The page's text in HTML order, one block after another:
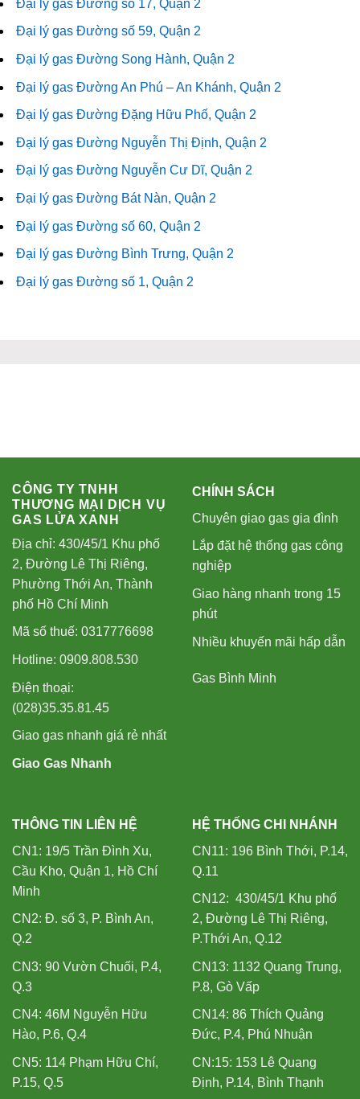
Đại lý gas Đường số 17, Quận 2
Đại lý gas Đường số 59, Quận 2
Đại lý gas Đường Song Hành, Quận 2
Đại lý gas Đường An Phú – An Khánh, Quận 2
Đại lý gas Đường Đặng Hữu Phố, Quận 2
Đại lý gas Đường Nguyễn Thị Định, Quận 2
Đại lý gas Đường Nguyễn Cư Dĩ, Quận 2
Đại lý gas Đường Bát Nàn, Quận 2
Đại lý gas Đường số 60, Quận 2
Đại lý gas Đường Bình Trưng, Quận 2
Đại lý gas Đường số 1, Quận 2
CÔNG TY TNHH
THƯƠNG MẠI DỊCH VỤ
GAS LỬA XANH
Địa chỉ: 430/45/1 Khu phố
2, Đường Lê Thị Riêng,
Phường Thới An, Thành
phố Hồ Chí Minh
Mã số thuế: 0317776698
Hotline: 0909.808.530
Điện thoại:
(028)35.35.81.45
Giao gas nhanh giá rẻ nhất
Giao Gas Nhanh
CHÍNH SÁCH
Chuyên giao gas gia đình
Lắp đặt hệ thống gas công
nghiệp
Giao hàng nhanh trong 15
phút
Nhiều khuyến mãi hấp dẫn
Gas Bình Minh
THÔNG TIN LIÊN HỆ
CN1: 19/5 Trần Đình Xu,
Cầu Kho, Quận 1, Hồ Chí
Minh
CN2: Đ. số 3, P. Bình An,
Q.2
CN3: 90 Vườn Chuối, P.4,
Q.3
CN4: 46M Nguyễn Hữu
Hào, P.6, Q.4
CN5: 114 Phạm Hữu Chí,
P.15, Q.5
HỆ THỐNG CHI NHÁNH
CN11: 196 Bình Thới, P.14,
Q.11
CN12: 430/45/1 Khu phố
2, Đường Lê Thị Riêng,
P.Thới An, Q.12
CN13: 1132 Quang Trung,
P.8, Gò Vấp
CN14: 86 Thích Quảng
Đức, P.4, Phú Nhuận
CN:15: 153 Lê Quang
Định, P.14, Bình Thạnh